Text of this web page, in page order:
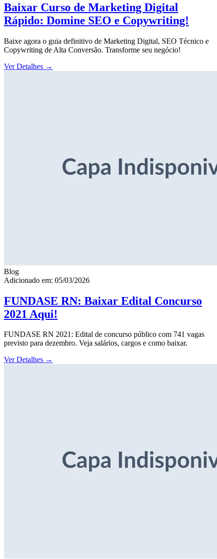
Baixar Curso de Marketing Digital
Rápido: Domine SEO e Copywriting!
Baixe agora o guia definitivo de Marketing Digital, SEO Técnico e
Copywriting de Alta Conversão. Transforme seu negócio!
Ver Detalhes →
Blog
Adicionado em: 05/03/2026
FUNDASE RN: Baixar Edital Concurso
2021 Aqui!
FUNDASE RN 2021: Edital de concurso público com 741 vagas
previsto para dezembro. Veja salários, cargos e como baixar.
Ver Detalhes →